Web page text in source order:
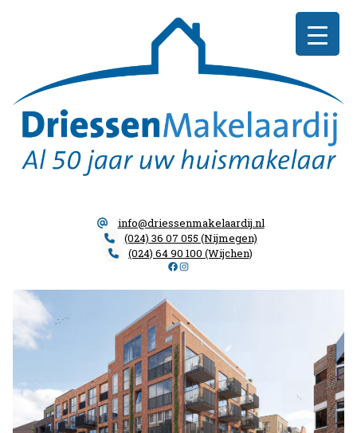
info@driessenmakelaardij.nl
(024) 36 07 055 (Nijmegen)
(024) 64 90 100 (Wijchen)
Facebook
Instagram
Driessen
Makelaardij